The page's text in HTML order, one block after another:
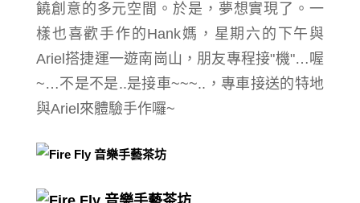
饒創意的多元空間。 於是，夢想實現了。 一
樣也 喜歡手作的Hank媽， 星期六的下午與
Ariel搭捷運一遊南崗山，朋友專程接"機"…喔
~…不是不是..是接車~~~..，專車接送的特地
與Ariel來體驗手作囉~